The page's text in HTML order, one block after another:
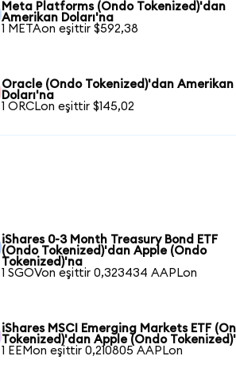
Meta Platforms (Ondo Tokenized)'dan
Amerikan Doları'na
1 METAon eşittir $592,38
Oracle (Ondo Tokenized)'dan Amerikan
Doları'na
1 ORCLon eşittir $145,02
iShares 0-3 Month Treasury Bond ETF
(Ondo Tokenized)'dan Apple (Ondo
Tokenized)'na
1 SGOVon eşittir 0,323434 AAPLon
iShares MSCI Emerging Markets ETF
Tokenized)'dan Apple (Ondo
1 EEMon eşittir 0,210805 AAPLon